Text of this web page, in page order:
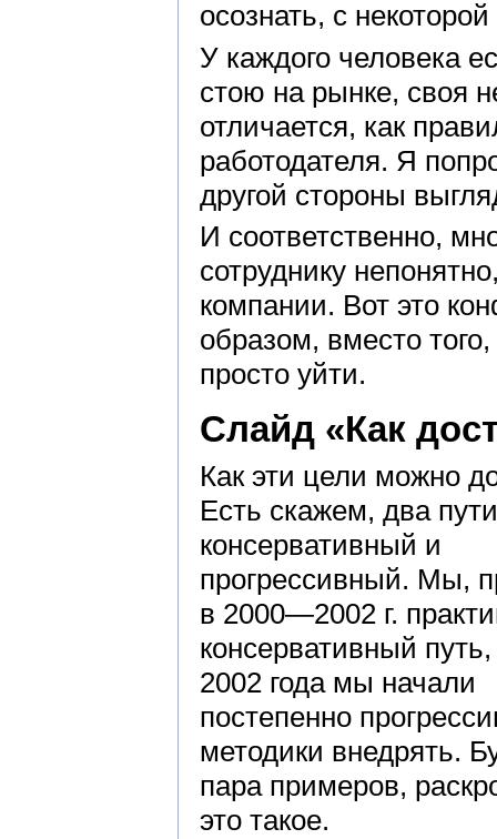
осознать, с
У каждого человека
стою на рынке, своя
отличается, как
работодателя. Я
другой стороны
И соответственно,
сотруднику
компании. Вот это
образом, вместо
просто уйти.
Слайд «Как
Как эти цели можно
Есть скажем, два
консервативный и
прогрессивный. Мы,
в 2000—2002 г.
консервативный
2002 года мы начали
постепенно
методики внедрять.
пара примеров,
это такое.